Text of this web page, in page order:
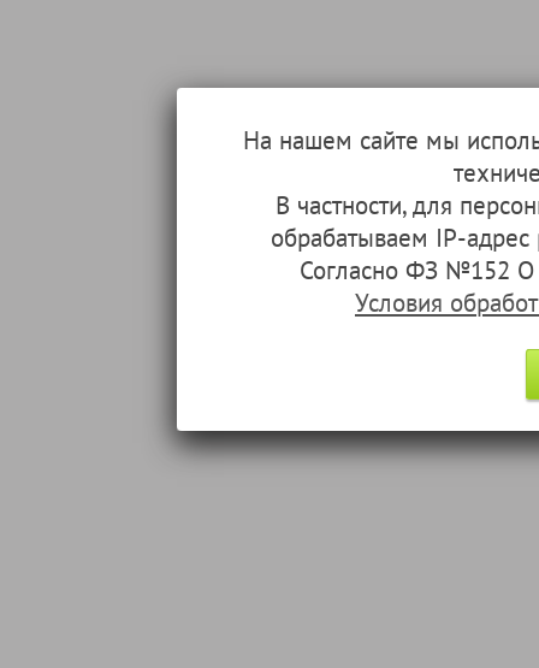
На нашем сайте мы
В частности, для
обрабатываем IP-
Согласно ФЗ №152 О
Условия